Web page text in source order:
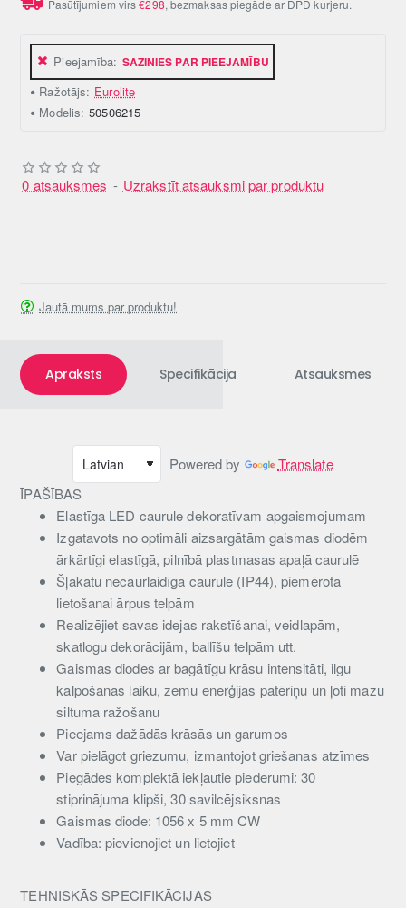
Pieejamība: SAZINIES PAR PIEEJAMĪBU
Ražotājs: Eurolite
Modelis: 50506215
0 atsauksmes - Uzrakstīt atsauksmi par produktu
Pasūtījumiem virs€298, bezmaksas piegāde ar DPD kurjeru.
Jautā mums par produktu!
Apraksts Specifikācija Atsauksmes
Powered by
Translate
ĪPAŠĪBAS
Elastīga LED caurule dekoratīvam apgaismojumam
Izgatavots no optimāli aizsargātām gaismas diodēm
ārkārtīgi elastīgā, pilnībā plastmasas apaļā caurulē
Šļakatu necaurlaidīga caurule (IP44), piemērota
lietošanai ārpus telpām
Realizējiet savas idejas rakstīšanai, veidlapām,
skatlogu dekorācijām, ballīšu telpām utt.
Gaismas diodes ar bagātīgu krāsu intensitāti, ilgu
kalpošanas laiku, zemu enerģijas patēriņu un ļoti mazu
siltuma ražošanu
Pieejams dažādās krāsās un garumos
Var pielāgot griezumu, izmantojot griešanas atzīmes
Piegādes komplektā iekļautie piederumi: 30
stiprinājuma klipši, 30 savilcējsiksnas
Gaismas diode: 1056 x 5 mm CW
Vadība: pievienojiet un lietojiet
TEHNISKĀS SPECIFIKĀCIJAS